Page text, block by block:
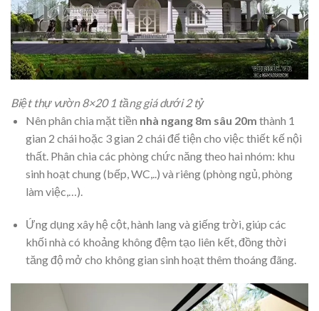
Biệt thự vườn 8×20 1 tầng giá dưới 2 tỷ
Nên phân chia mặt tiền nhà ngang 8m sâu 20m thành 1
gian 2 chái hoặc 3 gian 2 chái để tiện cho việc thiết kế nội
thất. Phân chia các phòng chức năng theo hai nhóm: khu
sinh hoạt chung (bếp, WC,..) và riêng (phòng ngủ, phòng
làm việc,…).
Ứng dụng xây hệ cột, hành lang và giếng trời, giúp các
khối nhà có khoảng không đệm tạo liên kết, đồng thời
tăng độ mở cho không gian sinh hoạt thêm thoáng đãng.